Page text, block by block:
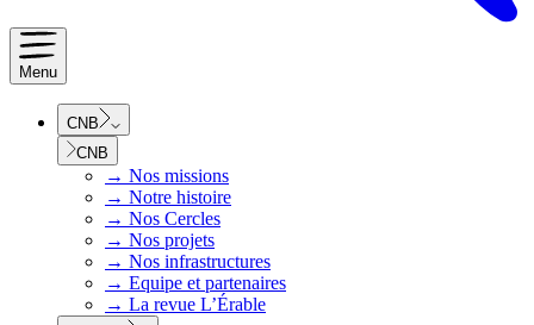
Menu
CNB
CNB
→ Nos missions
→ Notre histoire
→ Nos Cercles
→ Nos projets
→ Nos infrastructures
→ Equipe et partenaires
→ La revue L’Érable